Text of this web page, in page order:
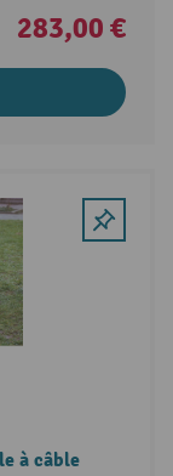
283,00 €
à câble